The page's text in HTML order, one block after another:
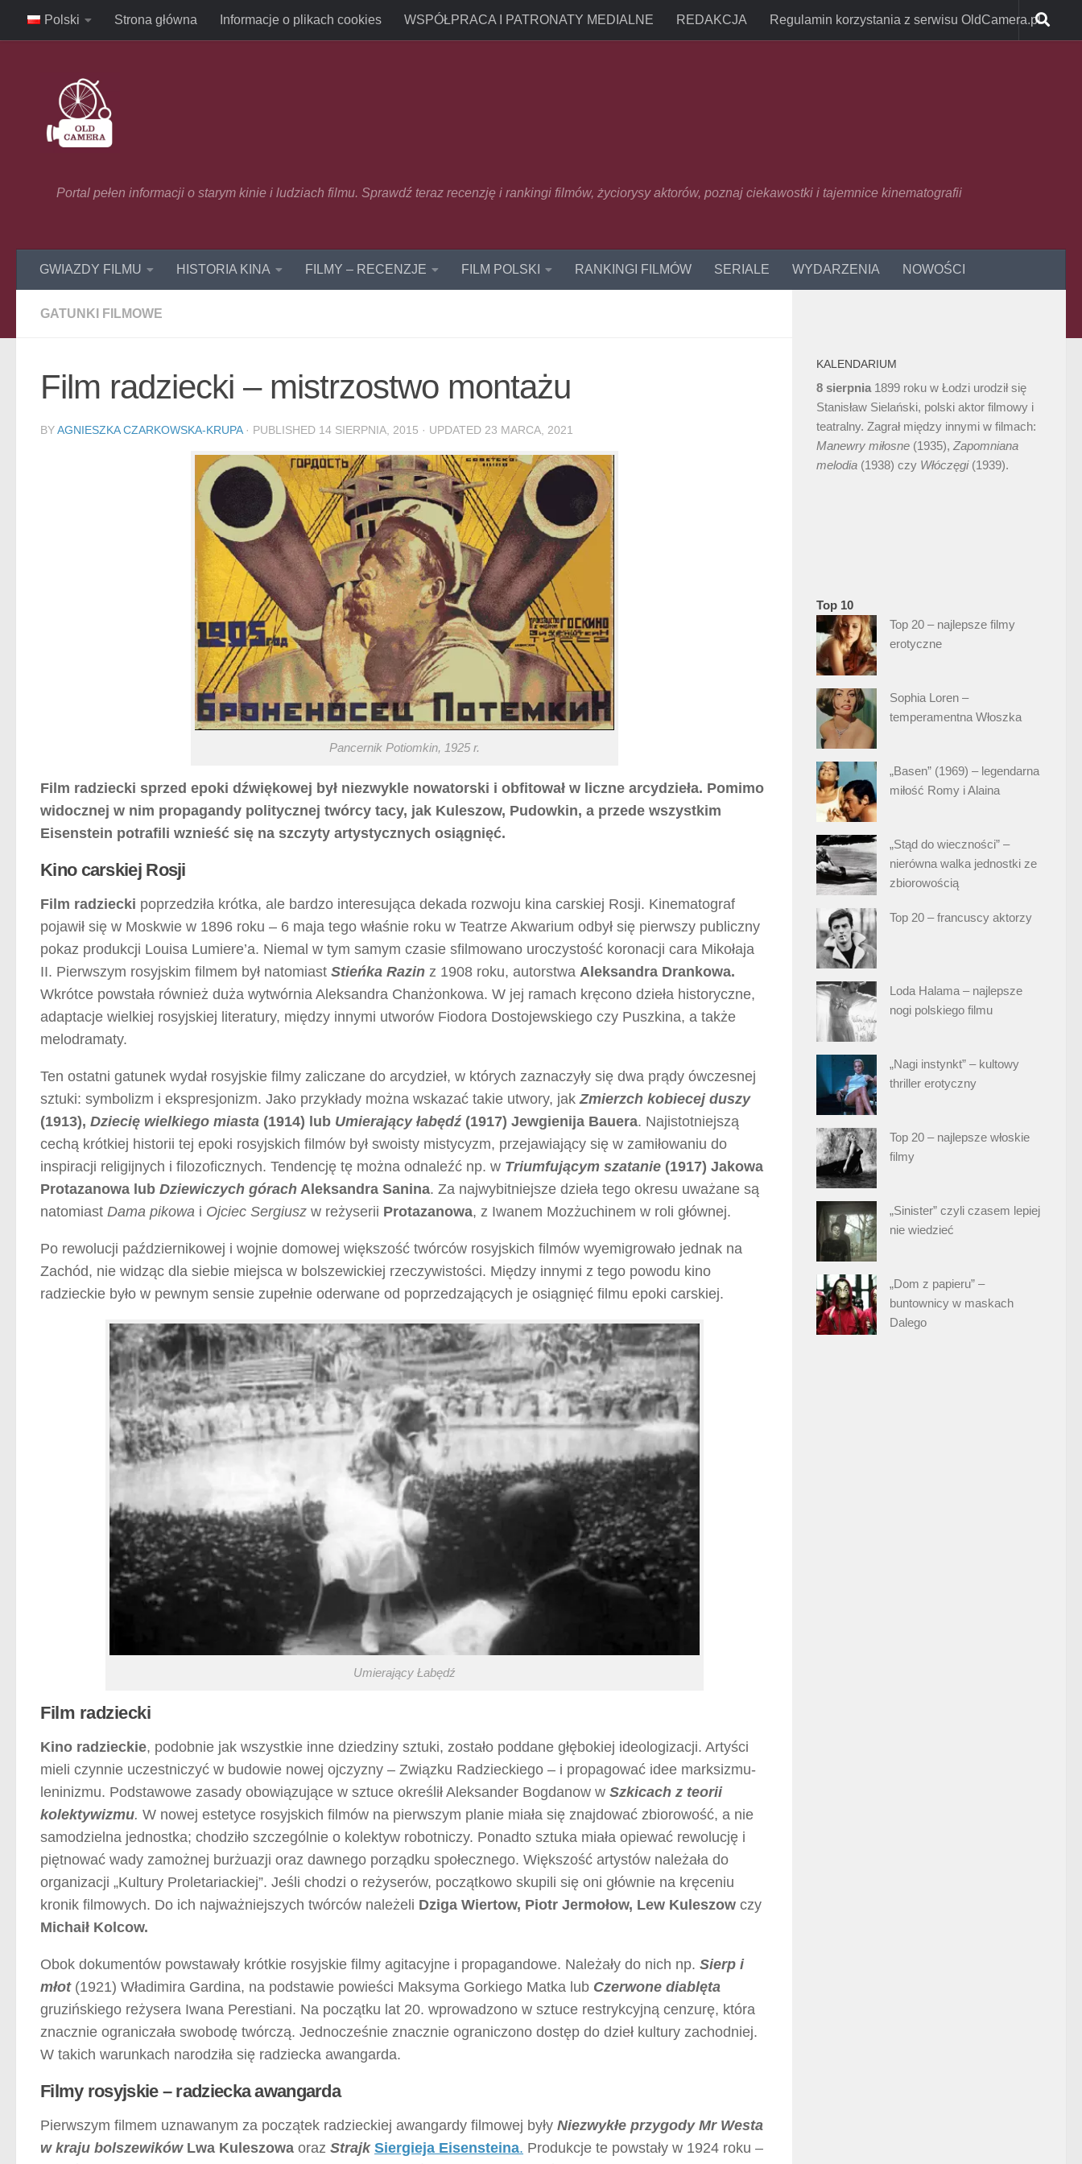
Skip to content
Polski Strona główna Informacje o plikach cookies WSPÓŁPRACA I PATRONATY MEDIALNE REDAKCJA Regulamin korzystania z serwisu OldCamera.pl
Portal pełen informacji o starym kinie i ludziach filmu. Sprawdź teraz recenzję i rankingi filmów, życiorysy aktorów, poznaj ciekawostki i tajemnice kinematografii
GWIAZDY FILMU HISTORIA KINA FILMY – RECENZJE FILM POLSKI RANKINGI FILMÓW SERIALE WYDARZENIA NOWOŚCI
GATUNKI FILMOWE
Film radziecki – mistrzostwo montażu
BYAGNIESZKA CZARKOWSKA-KRUPA · PUBLISHED 14 SIERPNIA, 2015 · UPDATED 23 MARCA, 2021
Pancernik Potiomkin, 1925 r.
Film radziecki sprzed epoki dźwiękowej był niezwykle nowatorski i obfitował w liczne arcydzieła. Pomimo
widocznej w nim propagandy politycznej twórcy tacy, jak Kuleszow, Pudowkin, a przede wszystkim
Eisenstein potrafili wznieść się na szczyty artystycznych osiągnięć.
Kino carskiej Rosji
Film radziecki poprzedziła krótka, ale bardzo interesująca dekada rozwoju kina carskiej Rosji. Kinematograf
pojawił się w Moskwie w 1896 roku – 6 maja tego właśnie roku w Teatrze Akwarium odbył się pierwszy publiczny
pokaz produkcji Louisa Lumiere’a. Niemal w tym samym czasie sfilmowano uroczystość koronacji cara Mikołaja
II. Pierwszym rosyjskim filmem był natomiast Stieńka Razin z 1908 roku, autorstwa Aleksandra Drankowa.
Wkrótce powstała również duża wytwórnia Aleksandra Chanżonkowa. W jej ramach kręcono dzieła historyczne,
adaptacje wielkiej rosyjskiej literatury, między innymi utworów Fiodora Dostojewskiego czy Puszkina, a także
melodramaty.
Ten ostatni gatunek wydał rosyjskie filmy zaliczane do arcydzieł, w których zaznaczyły się dwa prądy ówczesnej
sztuki: symbolizm i ekspresjonizm. Jako przykłady można wskazać takie utwory, jakZmierzch kobiecej duszy
(1913), Dziecię wielkiego miasta (1914) lub Umierający łabędź (1917) Jewgienija Bauera. Najistotniejszą
cechą krótkiej historii tej epoki rosyjskich filmów był swoisty mistycyzm, przejawiający się w zamiłowaniu do
inspiracji religijnych i filozoficznych. Tendencję tę można odnaleźć np. w Triumfującym szatanie (1917) Jakowa
Protazanowa lub Dziewiczych górach Aleksandra Sanina. Za najwybitniejsze dzieła tego okresu uważane są
natomiast Dama pikowa i Ojciec Sergiusz w reżyserii Protazanowa, z Iwanem Mozżuchinem w roli głównej.
Po rewolucji październikowej i wojnie domowej większość twórców rosyjskich filmów wyemigrowało jednak na
Zachód, nie widząc dla siebie miejsca w bolszewickiej rzeczywistości. Między innymi z tego powodu kino
radzieckie było w pewnym sensie zupełnie oderwane od poprzedzających je osiągnięć filmu epoki carskiej.
Umierający Łabędź
Film radziecki
Kino radzieckie, podobnie jak wszystkie inne dziedziny sztuki, zostało poddane głębokiej ideologizacji. Artyści
mieli czynnie uczestniczyć w budowie nowej ojczyzny – Związku Radzieckiego – i propagować idee marksizmu-
leninizmu. Podstawowe zasady obowiązujące w sztuce określił Aleksander Bogdanow w Szkicach z teorii
kolektywizmu. W nowej estetyce rosyjskich filmów na pierwszym planie miała się znajdować zbiorowość, a nie
samodzielna jednostka; chodziło szczególnie o kolektyw robotniczy. Ponadto sztuka miała opiewać rewolucję i
piętnować wady zamożnej burżuazji oraz dawnego porządku społecznego. Większość artystów należała do
organizacji „Kultury Proletariackiej”. Jeśli chodzi o reżyserów, początkowo skupili się oni głównie na kręceniu
kronik filmowych. Do ich najważniejszych twórców należeli Dziga Wiertow, Piotr Jermołow, Lew Kuleszow czy
Michaił Kolcow.
Obok dokumentów powstawały krótkie rosyjskie filmy agitacyjne i propagandowe. Należały do nich np. Sierp i
młot (1921) Władimira Gardina, na podstawie powieści Maksyma Gorkiego Matka lub Czerwone diablęta
gruzińskiego reżysera Iwana Perestiani. Na początku lat 20. wprowadzono w sztuce restrykcyjną cenzurę, która
znacznie ograniczała swobodę twórczą. Jednocześnie znacznie ograniczono dostęp do dzieł kultury zachodniej.
W takich warunkach narodziła się radziecka awangarda.
Filmy rosyjskie – radziecka awangarda
Pierwszym filmem uznawanym za początek radzieckiej awangardy filmowej były Niezwykłe przygody Mr Westa
w kraju bolszewików Lwa Kuleszowa oraz Strajk Siergieja Eisensteina. Produkcje te powstały w 1924 roku –
KALENDARIUM
8 sierpnia 1899 roku w Łodzi urodził się
Stanisław Sielański, polski aktor filmowy i
teatralny. Zagrał między innymi w filmach:
Manewry miłosne (1935), Zapomniana
melodia (1938) czy Włóczęgi(1939).
Top 10
Top 20 – najlepsze filmy
erotyczne
Sophia Loren –
temperamentna Włoszka
„Basen” (1969) – legendarna
miłość Romy i Alaina
„Stąd do wieczności” –
nierówna walka jednostki ze
zbiorowością
Top 20 – francuscy aktorzy
Loda Halama – najlepsze
nogi polskiego filmu
„Nagi instynkt” – kultowy
thriller erotyczny
Top 20 – najlepsze włoskie
filmy
„Sinister” czyli czasem lepiej
nie wiedzieć
„Dom z papieru” –
buntownicy w maskach
Dalego